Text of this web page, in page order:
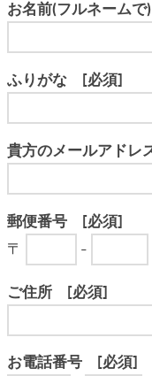
お名前(フルネーム
ふりがな [必須]
貴方のメールアド
郵便番号 [必須]
〒
-
ご住所 [必須]
お電話番号 [必須]